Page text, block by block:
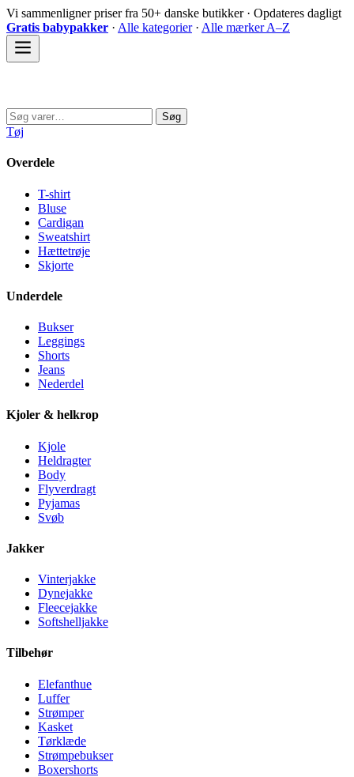
Spring
til
indhold
Vi sammenligner priser fra 50+ danske butikker · Opdateres dagligt
Gratis babypakker · Alle kategorier· Alle mærker A–Z
Søg
efter:
Søg
Tøj
Overdele
T-shirt
Bluse
Cardigan
Sweatshirt
Hættetrøje
Skjorte
Underdele
Bukser
Leggings
Shorts
Jeans
Nederdel
Kjoler & helkrop
Kjole
Heldragter
Body
Flyverdragt
Pyjamas
Svøb
Jakker
Vinterjakke
Dynejakke
Fleecejakke
Softshelljakke
Tilbehør
Elefanthue
Luffer
Strømper
Kasket
Tørklæde
Strømpebukser
Boxershorts